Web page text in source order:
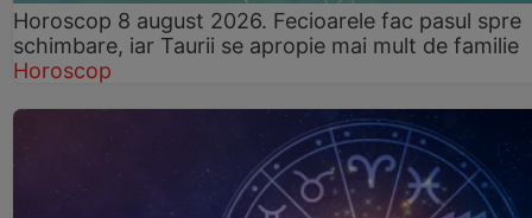
Horoscop 8 august 2026. Fecioarele fac pasul spre
schimbare, iar Taurii se apropie mai mult de familie
Horoscop